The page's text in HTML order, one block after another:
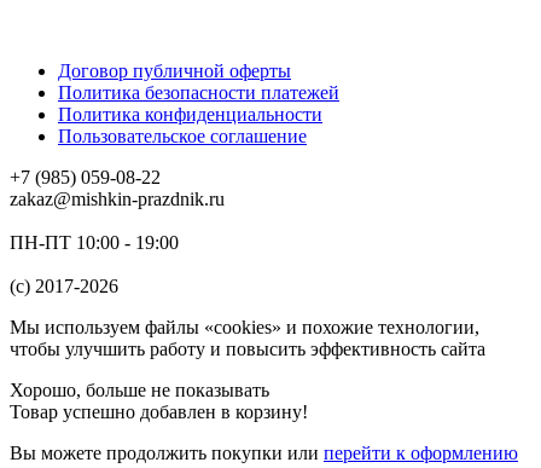
Договор публичной оферты
Политика безопасности платежей
Политика конфиденциальности
Пользовательское соглашение
+7 (985) 059-08-22
zakaz@mishkin-prazdnik.ru
ПН-ПТ 10:00 - 19:00
(c) 2017-2026
Мы используем файлы «cookies» и похожие технологии,
чтобы улучшить работу и повысить эффективность сайта
Хорошо, больше не показывать
Товар успешно добавлен в корзину!
Вы можете продолжить покупки или перейти к оформлению